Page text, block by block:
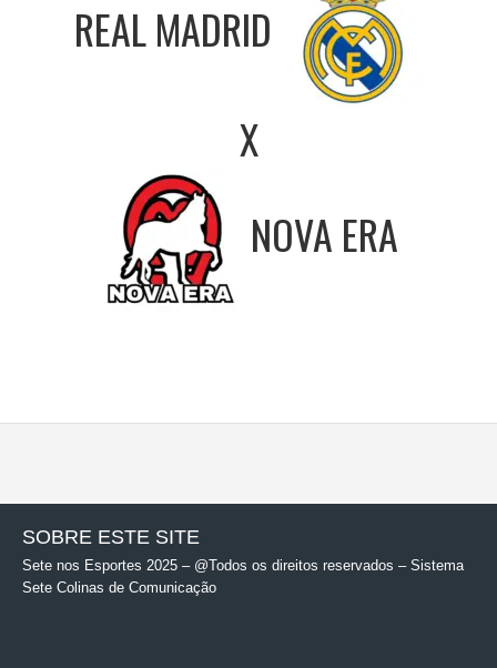
REAL MADRID
X
NOVA ERA
SOBRE ESTE SITE
Sete nos Esportes 2025 – @Todos os direitos reservados – Sistema
Sete Colinas de Comunicação